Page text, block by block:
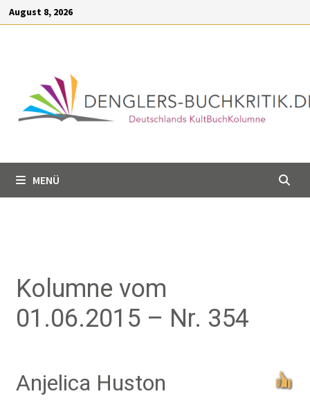
springen
August 8, 2026
MENÜ
Kolumne vom
01.06.2015 – Nr. 354
Anjelica Huston